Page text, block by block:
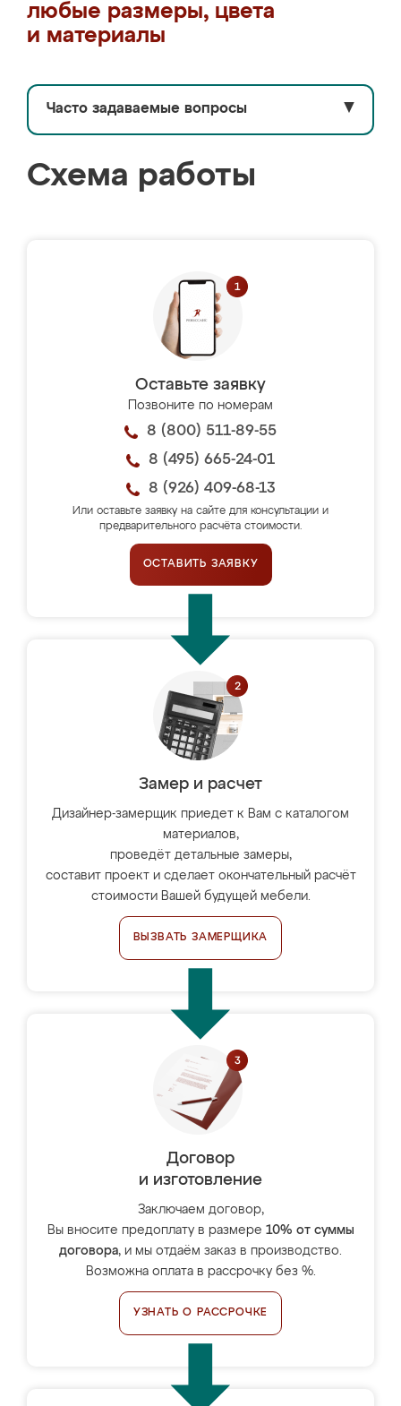
любые размеры, цвета
и материалы
Часто задаваемые вопросы ▼
Схема работы
Оставьте заявку
Позвоните по номерам
8 (800) 511-89-55
8 (495) 665-24-01
8 (926) 409-68-13
Или оставьте заявку на сайте для консультации и
предварительного расчёта стоимости.
ОСТАВИТЬ ЗАЯВКУ
Замер и расчет
Дизайнер-замерщик приедет к Вам с каталогом
материалов,
проведёт детальные замеры,
составит проект и сделает окончательный расчёт
стоимости Вашей будущей мебели.
ВЫЗВАТЬ ЗАМЕРЩИКА
Договор
и изготовление
Заключаем договор,
Вы вносите предоплату в размере 10% от суммы
договора, и мы отдаём заказ в производство.
Возможна оплата в рассрочку без %.
УЗНАТЬ О РАССРОЧКЕ